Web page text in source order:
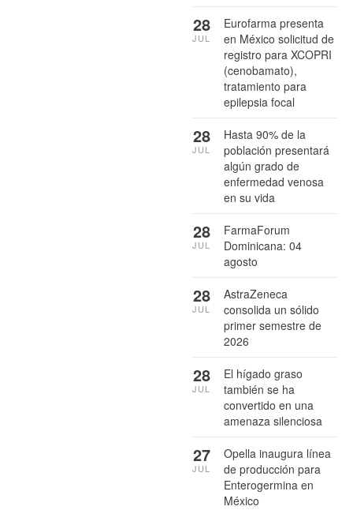
Eurofarma presenta
en México solicitud de
registro para XCOPRI
(cenobamato),
tratamiento para
epilepsia focal
28
JUL
Hasta 90% de la
población presentará
algún grado de
enfermedad venosa
en su vida
28
JUL
FarmaForum
Dominicana: 04
agosto
28
JUL
AstraZeneca
consolida un sólido
primer semestre de
2026
28
JUL
El hígado graso
también se ha
convertido en una
amenaza silenciosa
28
JUL
Opella inaugura línea
de producción para
Enterogermina en
México
27
JUL